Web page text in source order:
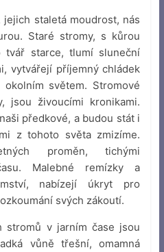
staletá moudrost, nás
Staré stromy, s kůrou
tvář starce, tlumí sluneční
vytvářejí příjemný chládek
světem. Stromové
jsou živoucími kronikami.
předkové, a budou stát i
z tohoto světa zmizíme.
proměn, tichými
Malebné remízky a
nabízejí úkryt pro
svých zákoutí.
stromů v jarním čase jsou
vůně třešní, omamná